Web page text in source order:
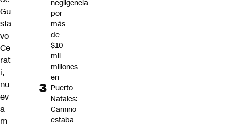
Gu
sta
vo
Ce
rat
i,
nu
ev
a
m
negligencia
por
más
de
$10
mil
millones
en
Puerto
Natales:
Camino
estaba